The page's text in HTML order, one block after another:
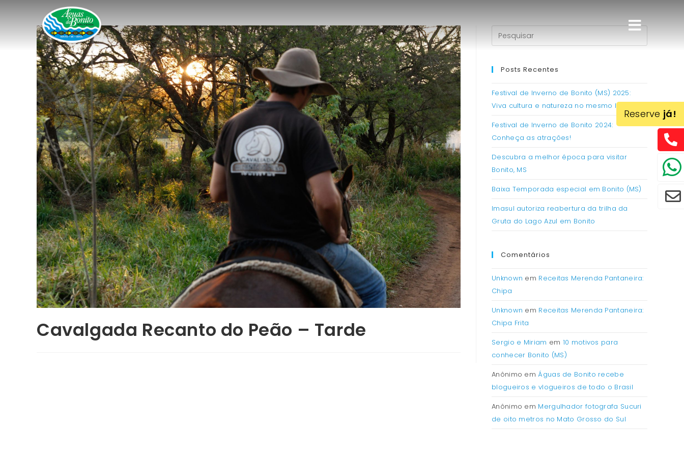
Cavalgada Recanto do Peão – Tarde
Posts Recentes
Festival de Inverno de Bonito (MS) 2025:
Viva cultura e natureza no mesmo lugar!
Festival de Inverno de Bonito 2024:
Conheça as atrações!
Descubra a melhor época para visitar
Bonito, MS
Baixa Temporada especial em Bonito (MS)
Imasul autoriza reabertura da trilha da
Gruta do Lago Azul em Bonito
Comentários
Unknown em Receitas Merenda Pantaneira:
Chipa
Unknown em Receitas Merenda Pantaneira:
Chipa Frita
Sergio e Miriam em 10 motivos para
conhecer Bonito (MS)
Anônimo emÁguas de Bonito recebe
blogueiros e vlogueiros de todo o Brasil
Anônimo em Mergulhador fotografa Sucuri
de oito metros no Mato Grosso do Sul
Reserve já!